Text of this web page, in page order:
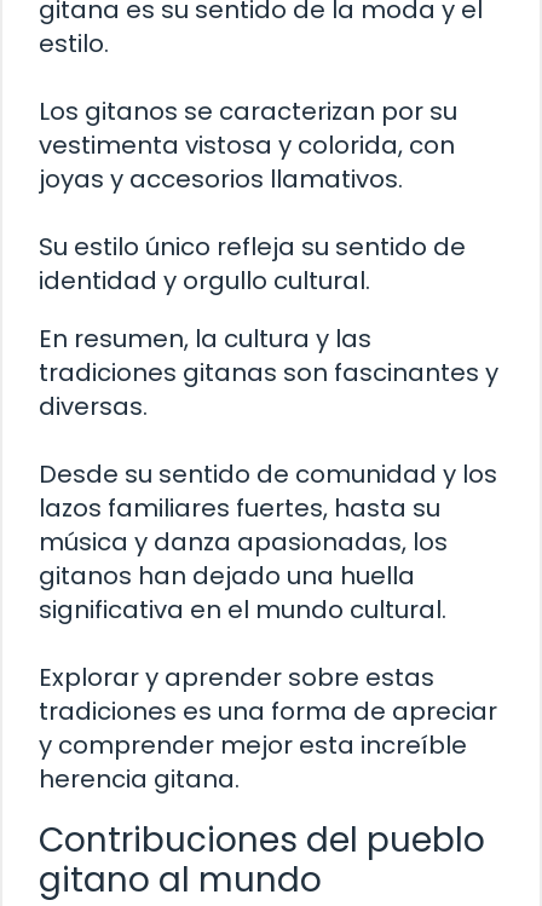
gitana es su sentido de la moda y el
estilo.
Los gitanos se caracterizan por su
vestimenta vistosa y colorida, con
joyas y accesorios llamativos.
Su estilo único refleja su sentido de
identidad y orgullo cultural.
En resumen, la cultura y las
tradiciones gitanas son fascinantes y
diversas.
Desde su sentido de comunidad y los
lazos familiares fuertes, hasta su
música y danza apasionadas, los
gitanos han dejado una huella
significativa en el mundo cultural.
Explorar y aprender sobre estas
tradiciones es una forma de apreciar
y comprender mejor esta increíble
herencia gitana.
Contribuciones del pueblo
gitano al mundo